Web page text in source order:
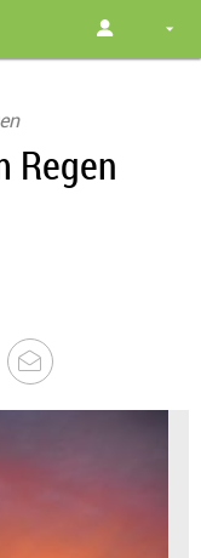
Regen